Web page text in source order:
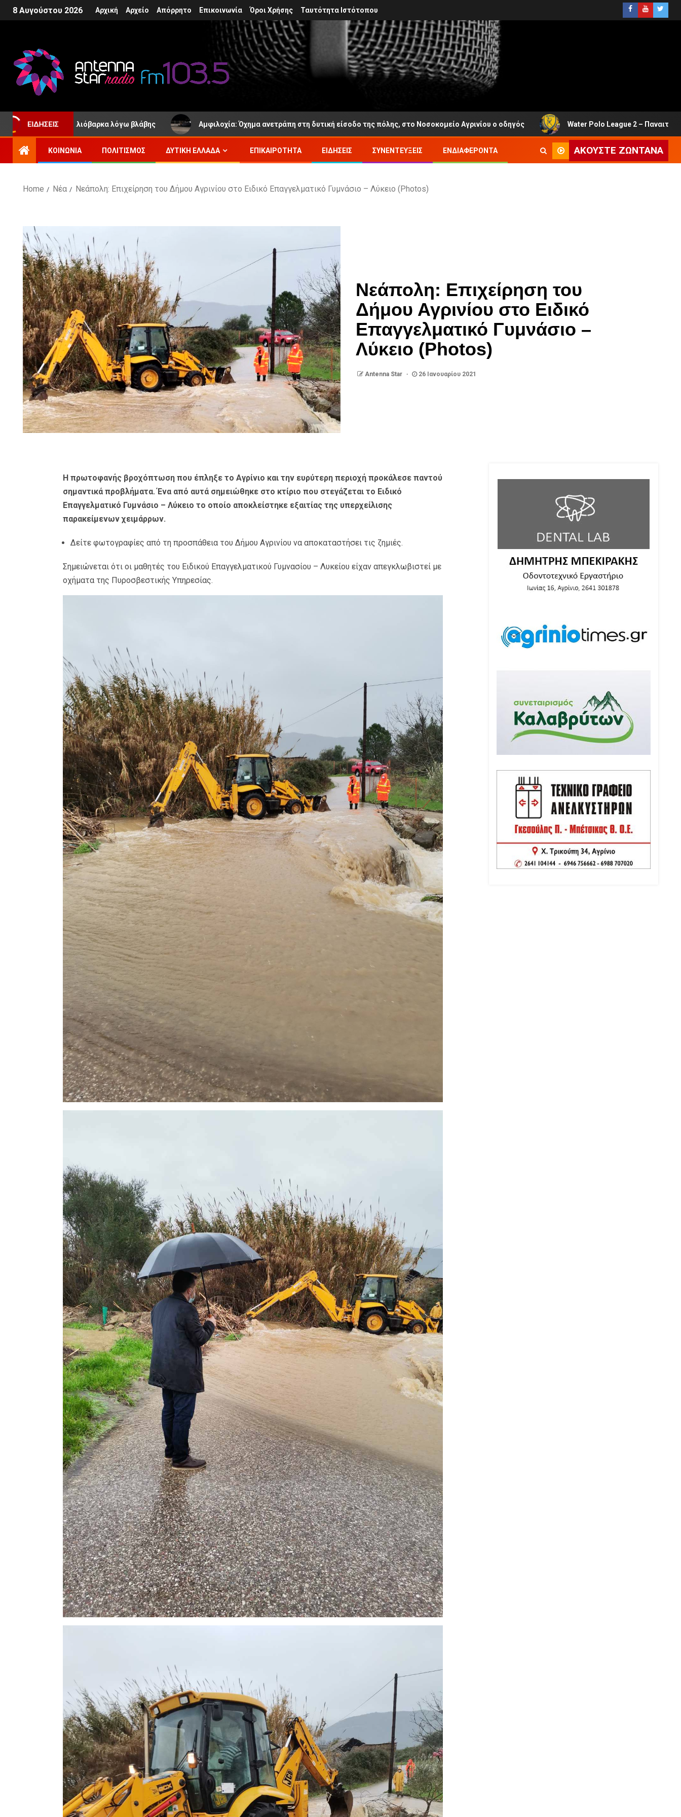
8 Αυγούστου 2026 Αρχική Αρχείο Απόρρητο Επικοινωνία Όροι Χρήσης Ταυτότητα Ιστότοπου
ΕΙΔΉΣΕΙΣ
η Παλιόβαρκα λόγω βλάβης Αμφιλοχία: Όχημα ανετράπη στη δυτική είσοδο της πόλης, στο Νοσοκομείο Αγρινίου ο οδηγός Water Polo League 2 – Παναιτωλικός: Και ο
ΚΟΙΝΩΝΊΑ ΠΟΛΙΤΙΣΜΌΣ ΔΥΤΙΚΉ ΕΛΛΆΔΑ ΕΠΙΚΑΙΡΌΤΗΤΑ ΕΙΔΉΣΕΙΣ ΣΥΝΕΝΤΕΎΞΕΙΣ ΕΝΔΙΑΦΈΡΟΝΤΑ ΑΚΟΎΣΤΕ ΖΩΝΤΑΝΆ
Home Νέα Νεάπολη: Επιχείρηση του Δήμου Αγρινίου στο Ειδικό Επαγγελματικό Γυμνάσιο – Λύκειο (Photos)
Νεάπολη: Επιχείρηση του
Δήμου Αγρινίου στο Ειδικό
Επαγγελματικό Γυμνάσιο –
Λύκειο (Photos)
Antenna Star 26 Ιανουαρίου 2021
Η πρωτοφανής βροχόπτωση που έπληξε το Αγρίνιο και την ευρύτερη περιοχή προκάλεσε παντού
σημαντικά προβλήματα. Ένα από αυτά σημειώθηκε στο κτίριο που στεγάζεται το Ειδικό
Επαγγελματικό Γυμνάσιο – Λύκειο το οποίο αποκλείστηκε εξαιτίας της υπερχείλισης
παρακείμενων χειμάρρων.
Δείτε φωτογραφίες από τη προσπάθεια του Δήμου Αγρινίου να αποκαταστήσει τις ζημιές.
Σημειώνεται ότι οι μαθητές του Ειδικού Επαγγελματικού Γυμνασίου – Λυκείου είχαν απεγκλωβιστεί με
οχήματα της Πυροσβεστικής Υπηρεσίας.